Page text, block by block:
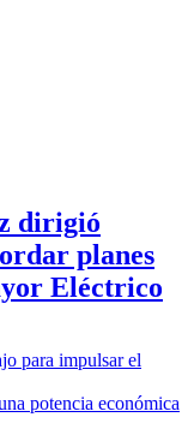
dirigió
planes
Eléctrico
para impulsar el
potencia económica